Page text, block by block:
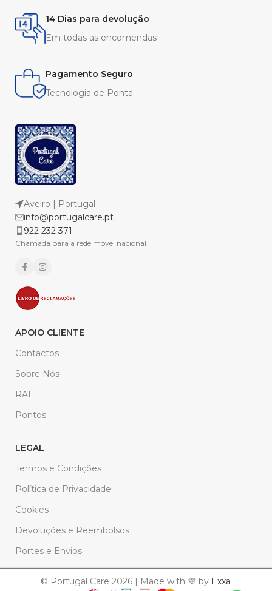
14 Dias para devolução
Em todas as encomendas
Pagamento Seguro
Tecnologia de Ponta
Aveiro | Portugal
info@portugalcare.pt
922 232 371
Chamada para a rede móvel nacional
APOIO CLIENTE
Contactos
Sobre Nós
RAL
Pontos
LEGAL
Termos e Condições
Política de Privacidade
Cookies
Devoluções e Reembolsos
Portes e Envios
© Portugal Care 2026 | Made with 💜 by Exxa